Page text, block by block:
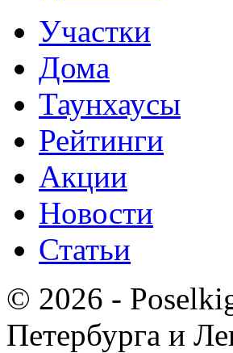
Участки
Дома
Таунхаусы
Рейтинги
Акции
Новости
Статьи
© 2026 -
Петербурга и